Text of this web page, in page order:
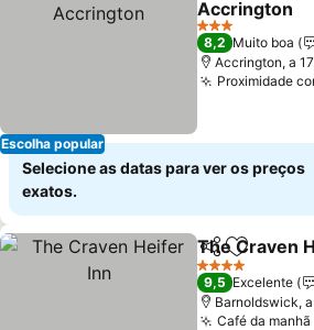
Escolha popular
Accrington
Ver preços
3 Estrelas
8,2 Muito boa
Accrington, a
Proximidade
Selecione as datas para ver os preços
exatos.
Partilhar
The Craven
4 Estrelas
9,5 Excelente
Barnoldswick,
Café da